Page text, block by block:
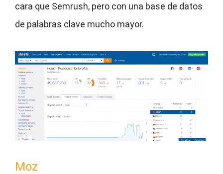
cara que Semrush, pero con una base de datos
de palabras clave mucho mayor.
Moz